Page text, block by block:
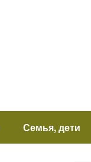
Семья, дети